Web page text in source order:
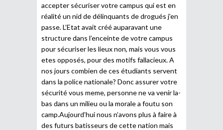
accepter sécuriser votre campus qui est en
réalité un nid de délinquants de drogués j’en
passe. L’Etat avait créé auparavant une
structure dans l’enceinte de votre campus
pour sécuriser les lieux non, mais vous vous
etes opposés, pour des motifs fallacieux. A
nos jours combien de ces étudiants servent
dans la police nationale? Donc assurer votre
sécurité vous meme, personne ne va venir la-
bas dans un milieu ou la morale a foutu son
camp.Aujourd’hui nous n’avons plus à faire à
des futurs batisseurs de cette nation mais